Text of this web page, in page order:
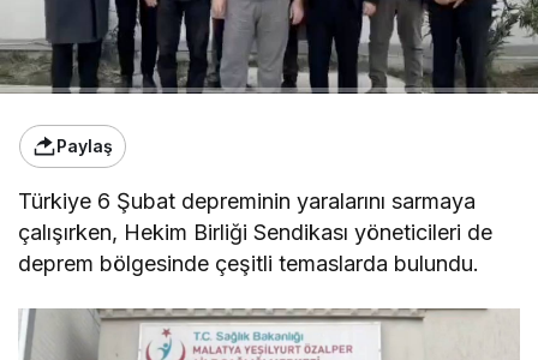
Paylaş
Türkiye 6 Şubat depreminin yaralarını sarmaya
çalışırken, Hekim Birliği Sendikası yöneticileri de
deprem bölgesinde çeşitli temaslarda bulundu.